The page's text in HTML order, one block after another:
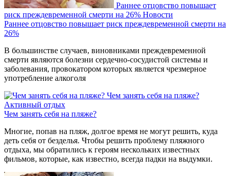
Раннее отцовство повышает
риск преждевременной смерти на 26% Новости
Раннее отцовство повышает риск преждевременной смерти на
26%
В большинстве случаев, виновниками преждевременной
смерти являются болезни сердечно-сосудистой системы и
заболевания, провокатором которых является чрезмерное
употребление алкоголя
Чем занять себя на пляже?
Активный отдых
Чем занять себя на пляже?
Многие, попав на пляж, долгое время не могут решить, куда
деть себя от безделья. Чтобы решить проблему пляжного
отдыха, мы обратились к героям нескольких известных
фильмов, которые, как известно, всегда падки на выдумки.